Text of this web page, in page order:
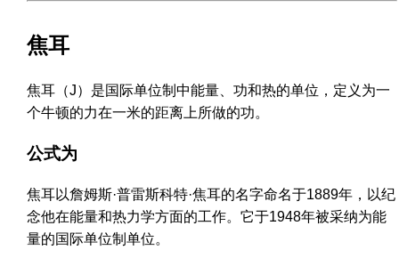
焦耳
焦耳（J）是国际单位制中能量、功和热的单位，定义为一
个牛顿的力在一米的距离上所做的功。
公式为
焦耳以詹姆斯·普雷斯科特·焦耳的名字命名于1889年，以纪
念他在能量和热力学方面的工作。它于1948年被采纳为能
量的国际单位制单位。